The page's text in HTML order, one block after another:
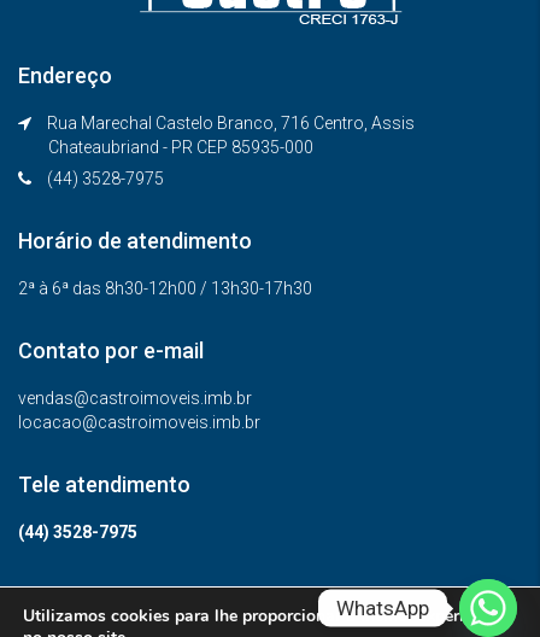
Endereço
Rua Marechal Castelo Branco, 716 Centro, Assis
Chateaubriand - PR CEP 85935-000
(44) 3528-7975
Horário de atendimento
2ª à 6ª das 8h30-12h00 / 13h30-17h30
Contato por e-mail
vendas@castroimoveis.imb.br
locacao@castroimoveis.imb.br
Tele atendimento
(44) 3528-7975
© Todos os direitos reservados.
Utilizamos cookies para lhe proporcionar a melhor experiência
WhatsApp